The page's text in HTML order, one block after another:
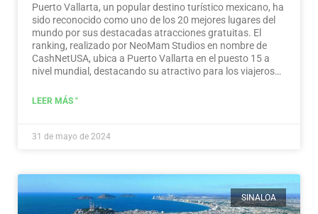
Puerto Vallarta, un popular destino turístico mexicano, ha
sido reconocido como uno de los 20 mejores lugares del
mundo por sus destacadas atracciones gratuitas. El
ranking, realizado por NeoMam Studios en nombre de
CashNetUSA, ubica a Puerto Vallarta en el puesto 15 a
nivel mundial, destacando su atractivo para los viajeros
LEER MÁS "
31 de mayo de 2024
SINALOA